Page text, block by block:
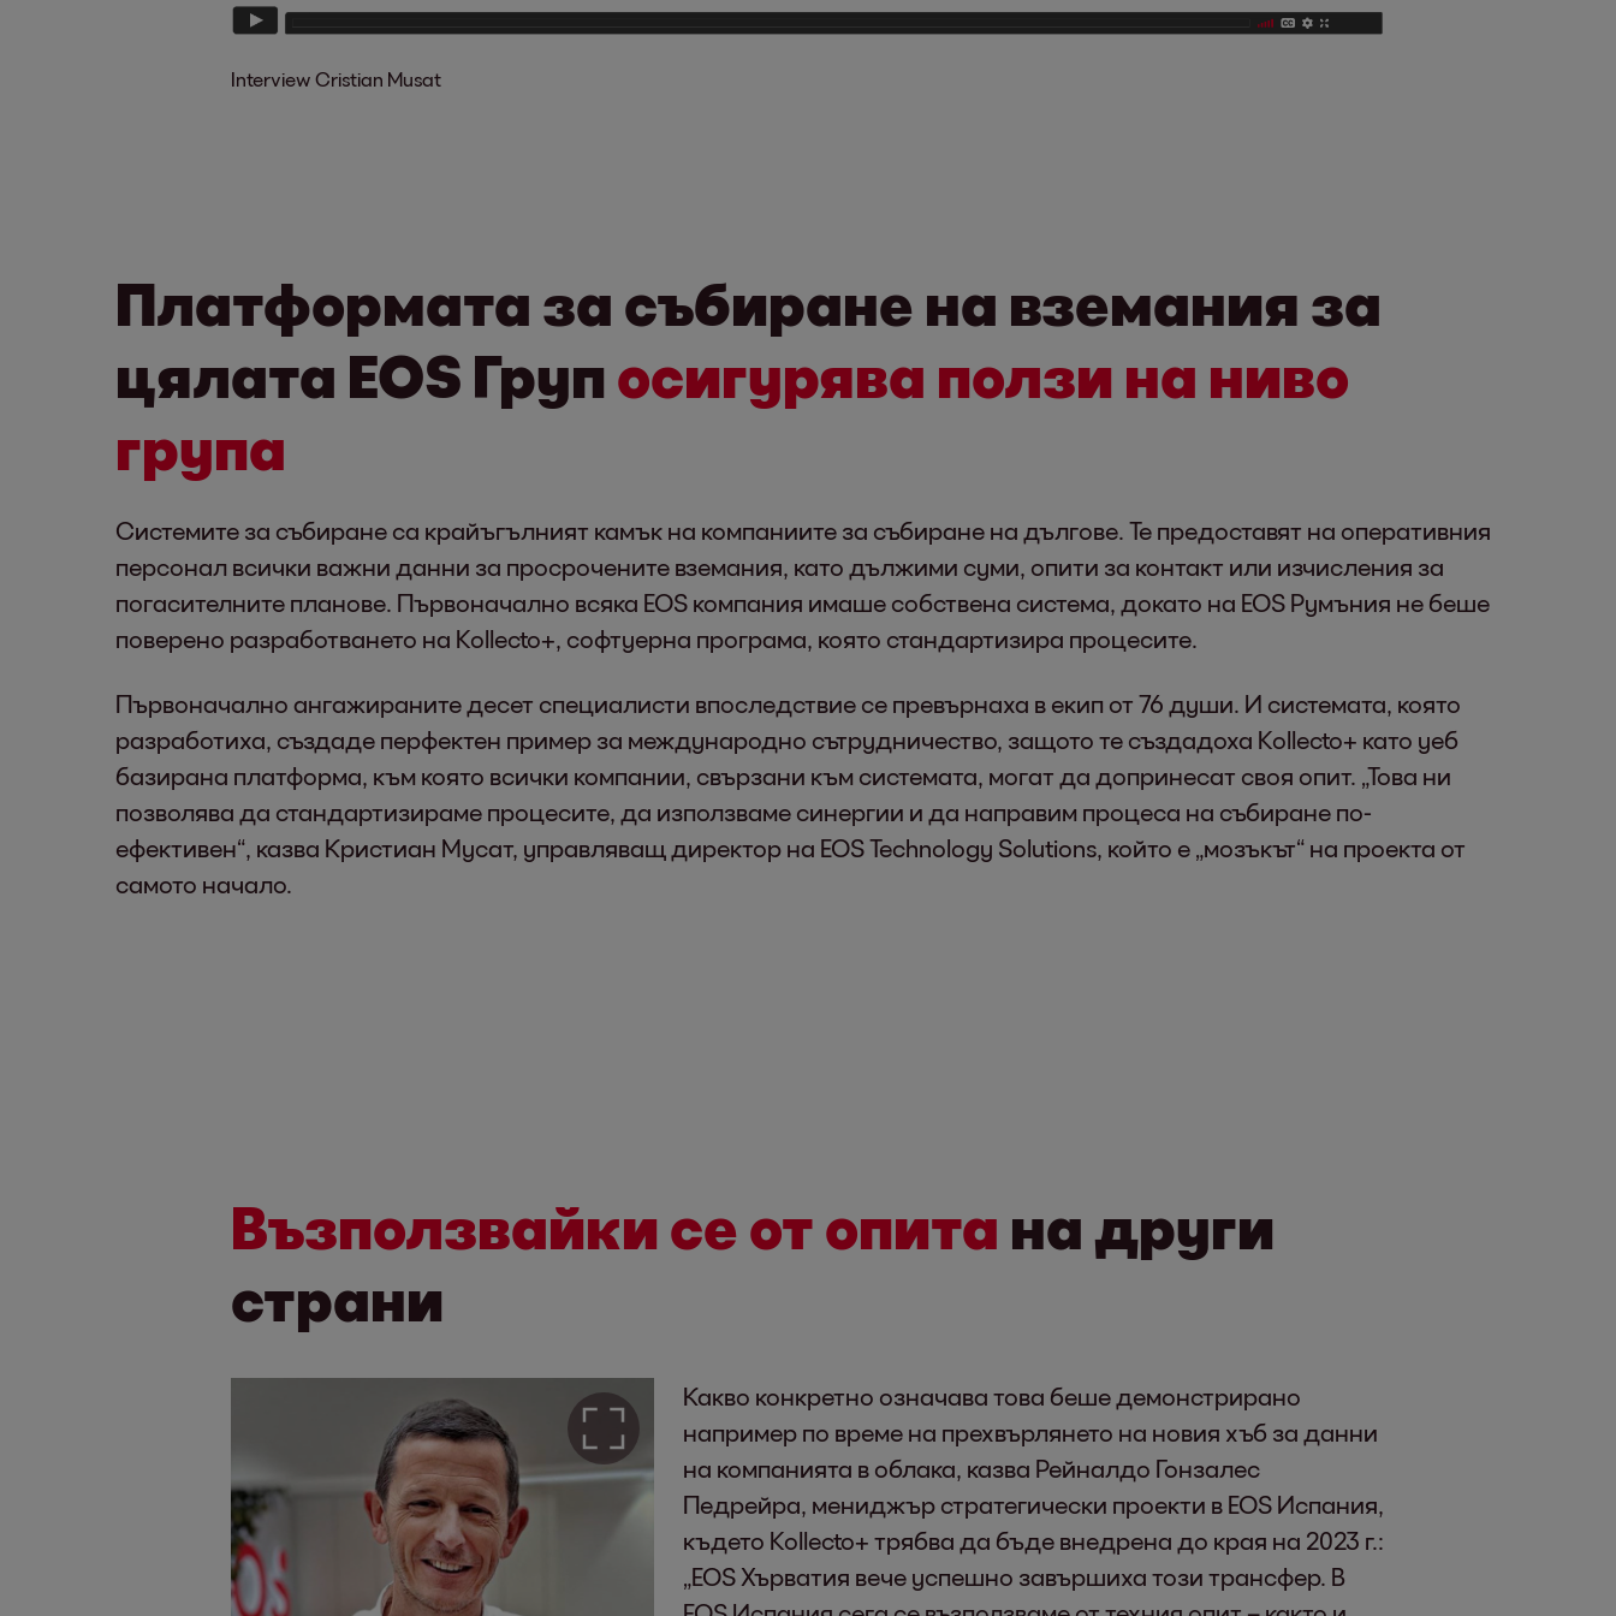
Interview Cristian Musat
Платформата за събиране на вземания за
цялата EOS Групосигурява ползи на ниво
група
Системите за събиране са крайъгълният камък на компаниите за събиране на дългове. Те предоставят на оперативния
персонал всички важни данни за просрочените вземания, като дължими суми, опити за контакт или изчисления за
погасителните планове. Първоначално всяка EOS компания имаше собствена система, докато на EOS Румъния не беше
поверено разработването на Kollecto+, софтуерна програма, която стандартизира процесите.
Първоначално ангажираните десет специалисти впоследствие се превърнаха в екип от 76 души. И системата, която
разработиха, създаде перфектен пример за международно сътрудничество, защото те създадоха Kollecto+ като уеб
базирана платформа, към която всички компании, свързани към системата, могат да допринесат своя опит. „Това ни
позволява да стандартизираме процесите, да използваме синергии и да направим процеса на събиране по-
ефективен“, казва Кристиан Мусат, управляващ директор на EOS Technology Solutions, който е „мозъкът“ на проекта от
самото начало.
Възползвайки се от опита на други
страни
Какво конкретно означава това беше демонстрирано
например по време на прехвърлянето на новия хъб за данни
на компанията в облака, казва Рейналдо Гонзалес
Педрейра, мениджър стратегически проекти в EOS Испания,
където Kollecto+ трябва да бъде внедрена до края на 2023 г.:
„EOS Хърватия вече успешно завършиха този трансфер. В